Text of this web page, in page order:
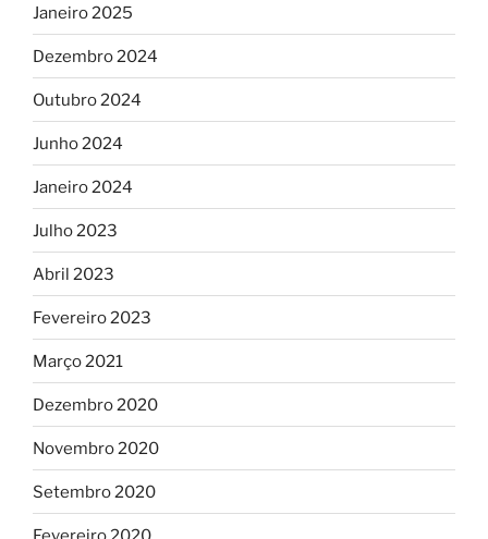
Janeiro 2025
Dezembro 2024
Outubro 2024
Junho 2024
Janeiro 2024
Julho 2023
Abril 2023
Fevereiro 2023
Março 2021
Dezembro 2020
Novembro 2020
Setembro 2020